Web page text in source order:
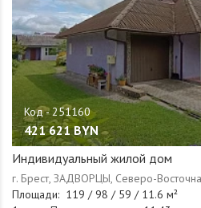
421 621 BYN
Индивидуальный жилой дом